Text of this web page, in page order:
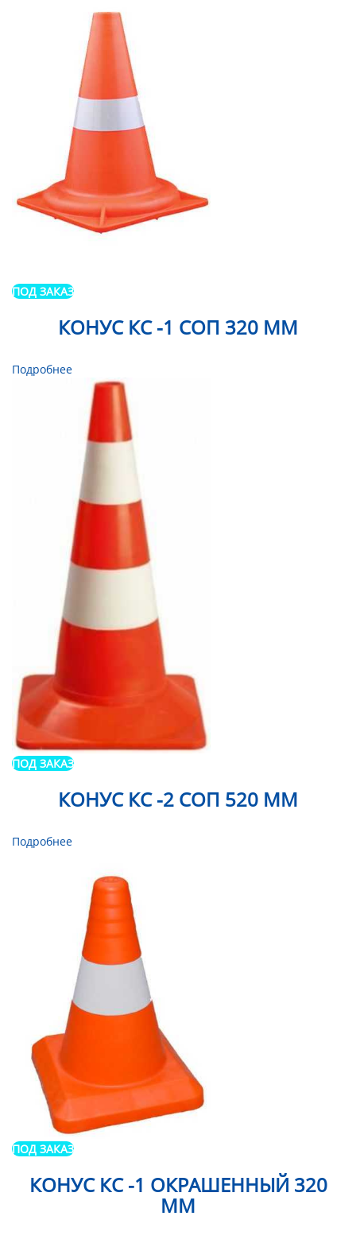
ПОД ЗАКАЗ
КОНУС КС -1 СОП 320 ММ
Подробнее
ПОД ЗАКАЗ
КОНУС КС -2 СОП 520 ММ
Подробнее
ПОД ЗАКАЗ
КОНУС КС -1 ОКРАШЕННЫЙ 320
ММ